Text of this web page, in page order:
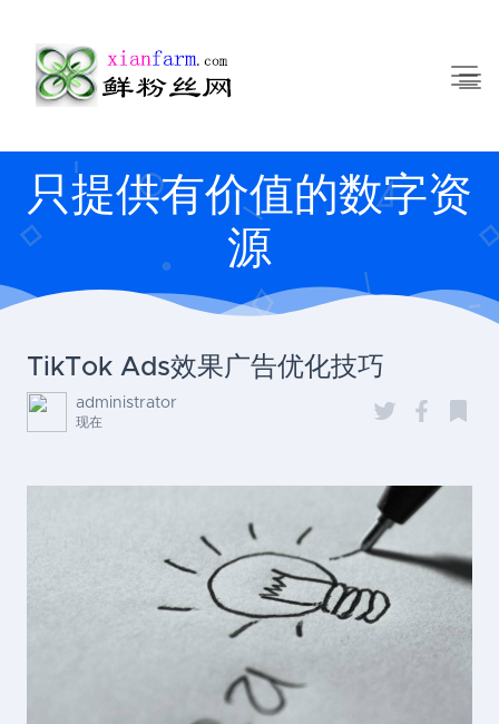
只提供有价值的数字资
源
TikTok Ads效果广告优化技巧
administrator
现在